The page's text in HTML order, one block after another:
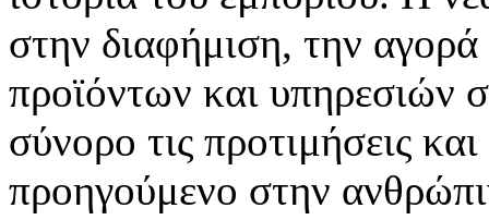
στην διαφήμιση, την
προϊόντων και υπηρεσιών
σύνορο τις προτιμήσεις
προηγούμενο στην